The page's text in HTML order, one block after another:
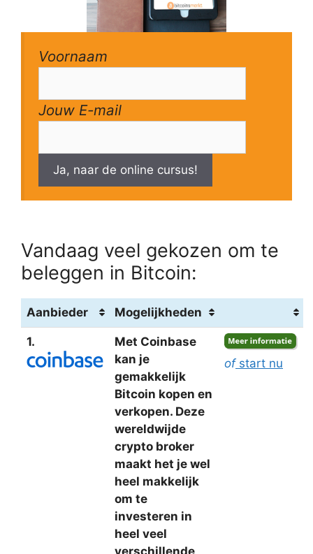
Voornaam
Jouw E-mail
Ja, naar de online cursus!
Vandaag veel gekozen om te
beleggen in Bitcoin:
Aanbieder Mogelijkheden
1.
Met Coinbase
kan je
gemakkelijk
Bitcoin kopen en
verkopen. Deze
wereldwijde
crypto broker
maakt het je wel
heel makkelijk
om te
investeren in
heel veel
verschillende
ofstart nu